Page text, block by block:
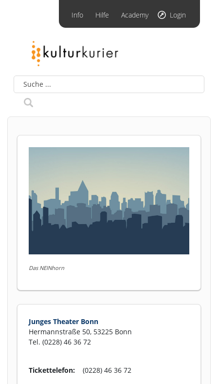
Info Hilfe Academy Login
Das NEINhorn
Junges Theater Bonn
Hermannstraße 50, 53225 Bonn
Tel. (0228) 46 36 72
Tickettelefon: (0228) 46 36 72